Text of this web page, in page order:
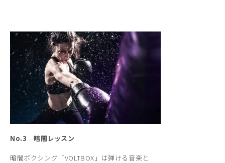
No.3 暗闇レッスン
暗闇ボクシング「VOLTBOX」は弾ける音楽と